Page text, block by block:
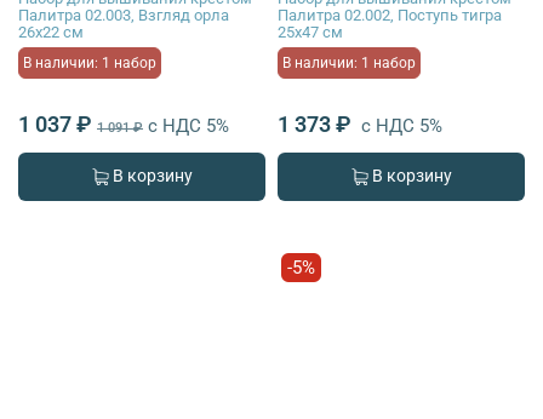
Палитра 02.003, Взгляд орла
26х22 см
В наличии: 1 набор
1 037 ₽ 1 091 ₽ с НДС 5%
В корзину
Палитра 02.002, Поступь тигра
25х47 см
В наличии: 1 набор
1 373 ₽ с НДС 5%
В корзину
-5%